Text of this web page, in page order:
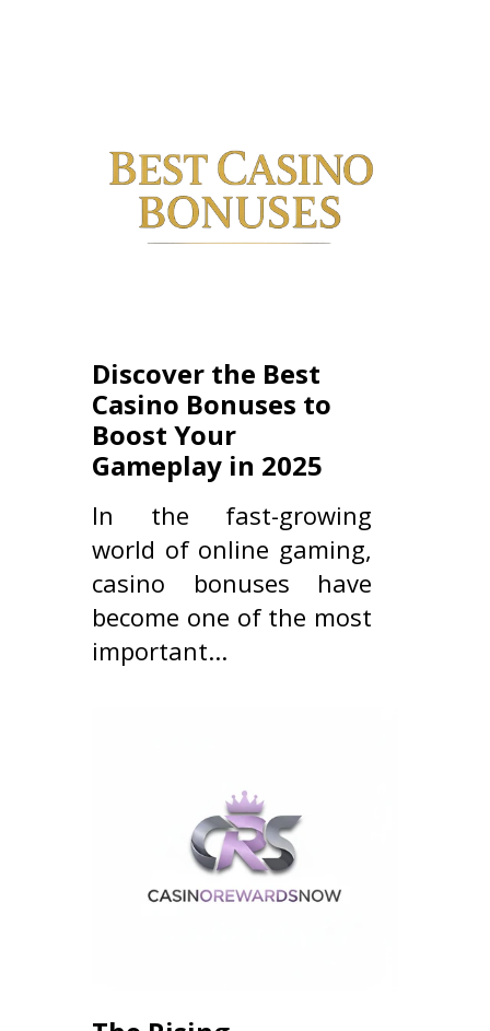
Discover the Best
Casino Bonuses to
Boost Your
Gameplay in 2025
In the fast-growing
world of online gaming,
casino bonuses have
become one of the most
important...